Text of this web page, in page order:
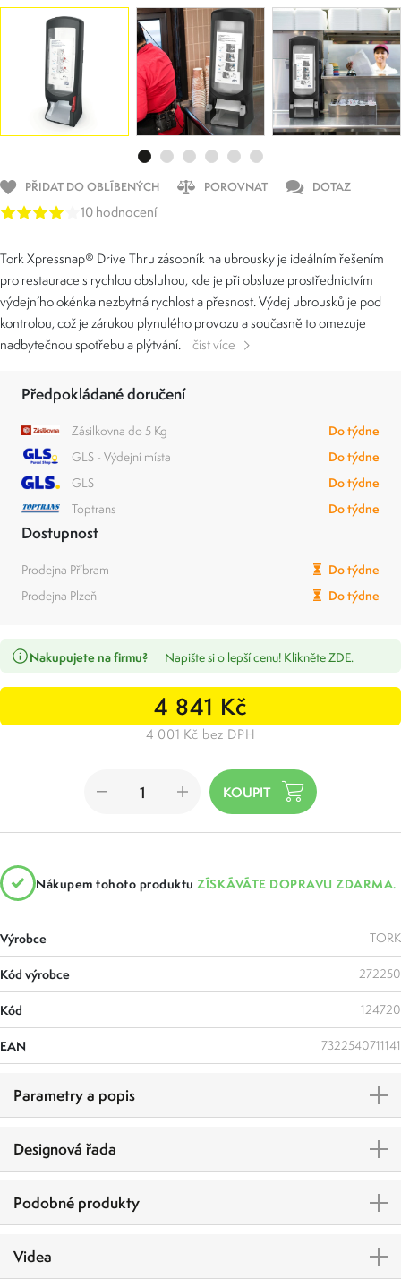
PŘIDAT DO OBLÍBENÝCH POROVNAT DOTAZ
10 hodnocení
Tork Xpressnap® Drive Thru zásobník na ubrousky je ideálním řešením
pro restaurace s rychlou obsluhou, kde je při obsluze prostřednictvím
výdejního okénka nezbytná rychlost a přesnost. Výdej ubrousků je pod
kontrolou, což je zárukou plynulého provozu a současně to omezuje
nadbytečnou spotřebu a plýtvání.
číst více
Předpokládané doručení
Zásilkovna do 5 Kg
Do týdne
GLS - Výdejní místa
Do týdne
GLS
Do týdne
Toptrans
Do týdne
Dostupnost
Prodejna Příbram
Do týdne
Prodejna Plzeň
Do týdne
Nakupujete na firmu? Napište si o lepší cenu! Klikněte ZDE.
4 841 Kč
4 001 Kč bez DPH
Nákupem tohoto produktu ZÍSKÁVÁTE DOPRAVU ZDARMA.
Výrobce TORK
Kód výrobce 272250
Kód 124720
EAN 7322540711141
Parametry a popis
Designová řada
Podobné produkty
Videa